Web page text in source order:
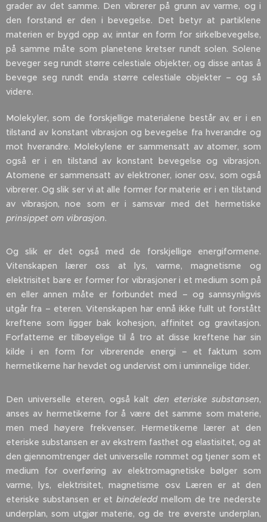
grader av det samme. Den vibrerer på grunn av varme, og i
den forstand er den i bevegelse. Det betyr at partiklene
materien er bygd opp av, inntar en form for sirkelbevegelse,
på samme måte som planetene kretser rundt solen. Solene
beveger seg rundt større celestiale objekter, og disse antas å
bevege seg rundt enda større celestiale objekter – og så
videre.
Molekyler, som de forskjellige materialene består av, er i en
tilstand av konstant vibrasjon og bevegelse fra hverandre og
mot hverandre. Molekylene er sammensatt av atomer, som
også er i en tilstand av konstant bevegelse og vibrasjon.
Atomene er sammensatt av elektroner, ioner osv., som også
vibrerer. Og slik ser vi at alle former for materie er i en tilstand
av vibrasjon, noe som er i samsvar med det hermetiske
prinsippet om vibrasjon.
Og slik er det også med de forskjellige energiformene.
Vitenskapen lærer oss at lys, varme, magnetisme og
elektrisitet bare er former for vibrasjoner i et medium som på
en eller annen måte er forbundet med – og sannsynligvis
utgår fra – eteren. Vitenskapen har ennå ikke fullt ut forstått
kreftene som ligger bak kohesjon, affinitet og gravitasjon.
Forfatterne er tilbøyelige til å tro at disse kreftene har sin
kilde i en form for vibrerende energi – et faktum som
hermetikerne har hevdet og undervist om i uminnelige tider.
Den universelle eteren, også kaltden eteriske substansen,
anses av hermetikerne for å være det samme som materie,
men med høyere frekvenser. Hermetikerne lærer at den
eteriske substansen er av ekstrem fasthet og elastisitet, og at
den gjennomtrenger det universelle rommet og tjener som et
medium for overføring av elektromagnetiske bølger som
varme, lys, elektrisitet, magnetisme osv. Læren er at den
eteriske substansen er et bindeledd mellom de tre nederste
underplan, som utgjør materie, og de tre øverste underplan,